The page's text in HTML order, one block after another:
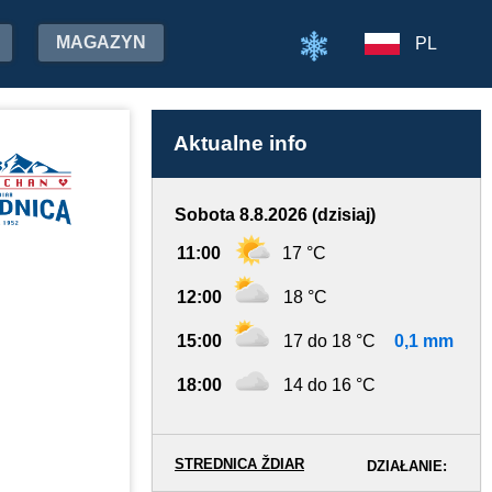
MAGAZYN PL
Aktualne info
Sobota 8.8.2026 (dzisiaj)
11:00 17 °C
12:00 18 °C
15:00 17 do 18 °C 0,1 mm
18:00 14 do 16 °C
DZIAŁANIE:
STREDNICA ŽDIAR